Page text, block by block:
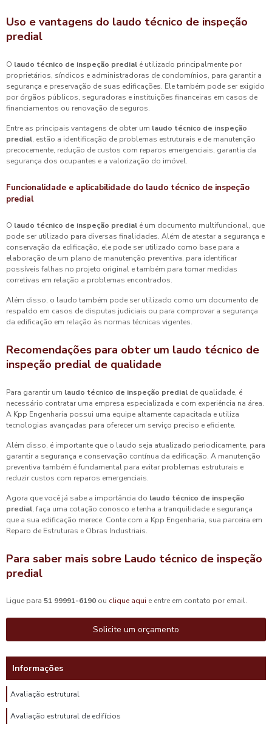
Uso e vantagens do laudo técnico de inspeção
predial
O laudo técnico de inspeção predial é utilizado principalmente por
proprietários, síndicos e administradoras de condomínios, para garantir a
segurança e preservação de suas edificações. Ele também pode ser exigido
por órgãos públicos, seguradoras e instituições financeiras em casos de
financiamentos ou renovação de seguros.
Entre as principais vantagens de obter um laudo técnico de inspeção
predial, estão a identificação de problemas estruturais e de manutenção
precocemente, redução de custos com reparos emergenciais, garantia da
segurança dos ocupantes e a valorização do imóvel.
Funcionalidade e aplicabilidade do laudo técnico de inspeção
predial
O laudo técnico de inspeção predial é um documento multifuncional, que
pode ser utilizado para diversas finalidades. Além de atestar a segurança e
conservação da edificação, ele pode ser utilizado como base para a
elaboração de um plano de manutenção preventiva, para identificar
possíveis falhas no projeto original e também para tomar medidas
corretivas em relação a problemas encontrados.
Além disso, o laudo também pode ser utilizado como um documento de
respaldo em casos de disputas judiciais ou para comprovar a segurança
da edificação em relação às normas técnicas vigentes.
Recomendações para obter um laudo técnico de
inspeção predial de qualidade
Para garantir um laudo técnico de inspeção predial de qualidade, é
necessário contratar uma empresa especializada e com experiência na área.
A Kpp Engenharia possui uma equipe altamente capacitada e utiliza
tecnologias avançadas para oferecer um serviço preciso e eficiente.
Além disso, é importante que o laudo seja atualizado periodicamente, para
garantir a segurança e conservação contínua da edificação. A manutenção
preventiva também é fundamental para evitar problemas estruturais e
reduzir custos com reparos emergenciais.
Agora que você já sabe a importância do laudo técnico de inspeção
predial, faça uma cotação conosco e tenha a tranquilidade e segurança
que a sua edificação merece. Conte com a Kpp Engenharia, sua parceira em
Reparo de Estruturas e Obras Industriais.
Para saber mais sobre Laudo técnico de inspeção
predial
Ligue para 51 99991-6190 ou clique aqui e entre em contato por email.
Solicite um orçamento
Informações
Avaliação estrutural
Avaliação estrutural de edifícios